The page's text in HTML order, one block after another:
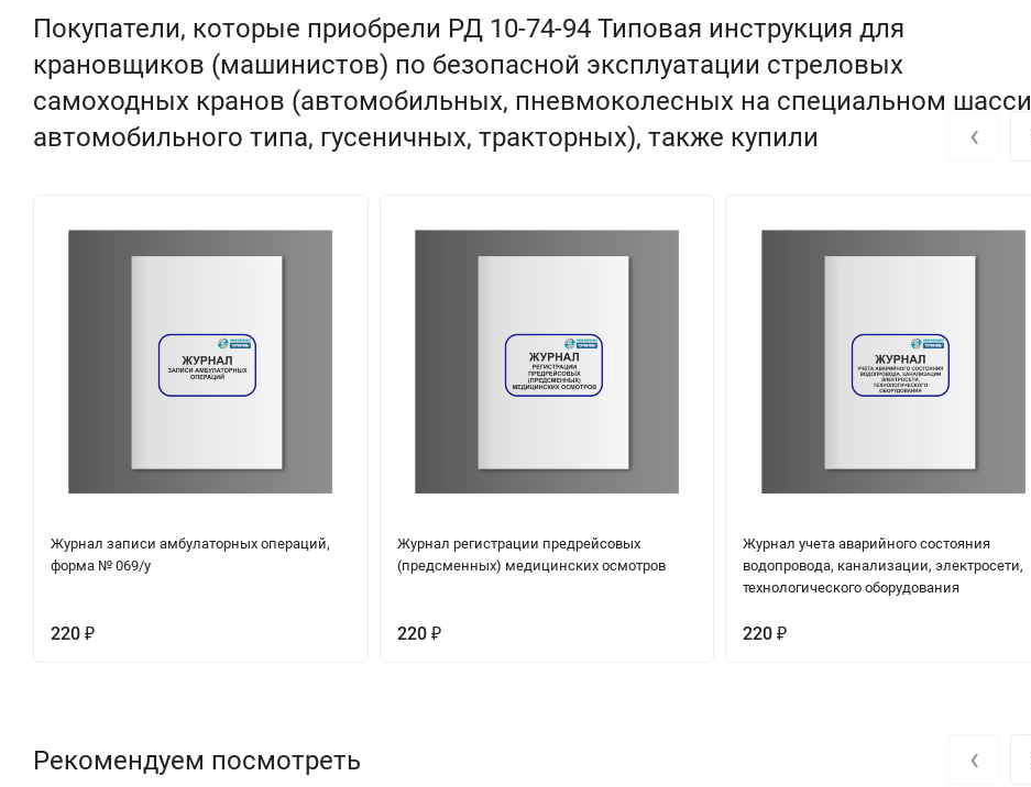
Покупатели, которые приобрели РД 10-74-94 Типовая инструкция для
крановщиков (машинистов) по безопасной эксплуатации стреловых
самоходных кранов (автомобильных, пневмоколесных на специальном шасси
автомобильного типа, гусеничных, тракторных), также купили
Журнал записи амбулаторных операций,
форма № 069/у
220 ₽
Журнал регистрации предрейсовых
(предсменных) медицинских осмотров
220 ₽
Журнал учета аварийного состояния
водопровода, канализации, электросети,
технологического оборудования
220₽
‹
Рекомендуем посмотреть ‹